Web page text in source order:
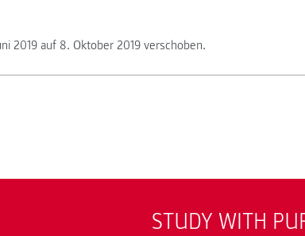
2019 auf 8. Oktober 2019 verschoben.
STUDY WITH